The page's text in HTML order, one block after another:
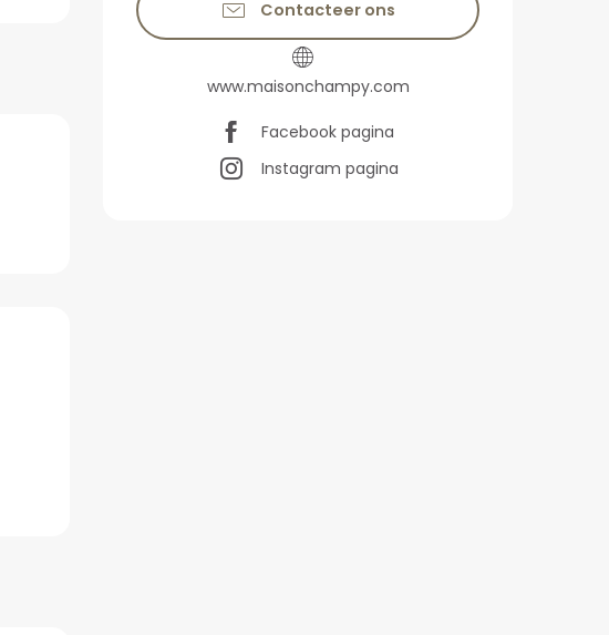
Contacteer ons
www.maisonchampy.com
Facebook pagina
Instagram pagina